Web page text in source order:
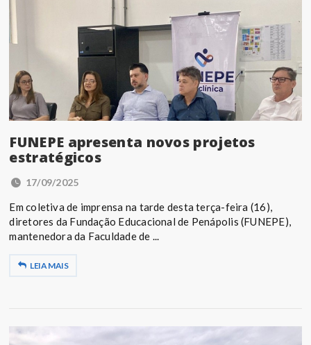
FUNEPE apresenta novos projetos
estratégicos
17/09/2025
Em coletiva de imprensa na tarde desta terça-feira (16),
diretores da Fundação Educacional de Penápolis (FUNEPE),
mantenedora da Faculdade de ...
LEIA MAIS